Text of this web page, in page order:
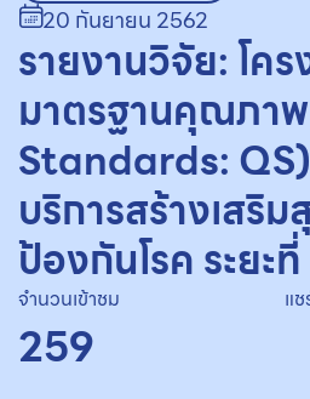
20 กันยายน 2562
รายงานวิจัย: โค
มาตรฐานคุณภา
Standards:
บริการสร้างเสริ
ป้องกันโรค ระยะ
จำนวนเข้าชม
259
แ